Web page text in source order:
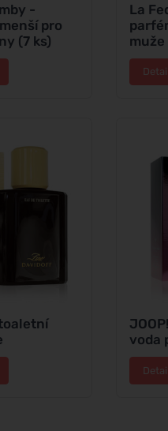
-
pro
(7 ks)
La
muže
voda